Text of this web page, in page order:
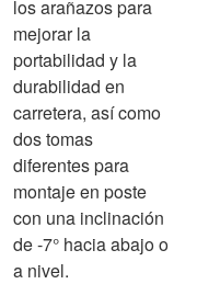
los arañazos para
mejorar la
portabilidad y la
durabilidad en
carretera, así como
dos tomas
diferentes para
montaje en poste
con una inclinación
de -7° hacia abajo o
a nivel.